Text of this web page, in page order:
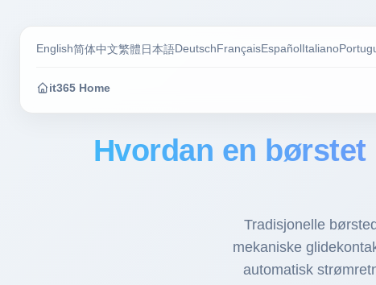
English简体中文繁體 日本語Deutsch FrançaisEspañol Italiano
it365 Home
Hvordan en
Tradisjonelle
mekaniske
automatisk